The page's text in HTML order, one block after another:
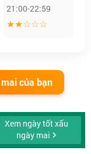
21:00-22:59
★★☆☆☆
của bạn
Xem ngày tốt xấu
ngày mai